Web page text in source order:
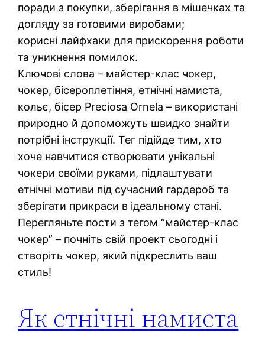
поради з покупки, зберігання в мішечках та
догляду за готовими виробами;
корисні лайфхаки для прискорення роботи
та уникнення помилок.
Ключові слова – майстер-клас чокер,
чокер, бісероплетіння, етнічні намиста,
кольє, бісер Preciosa Ornela – використані
природно й допоможуть швидко знайти
потрібні інструкції. Тег підійде тим, хто
хоче навчитися створювати унікальні
чокери своїми руками, підлаштувати
етнічні мотиви під сучасний гардероб та
зберігати прикраси в ідеальному стані.
Перегляньте пости з тегом “майстер-клас
чокер” – почніть свій проект сьогодні і
створіть чокер, який підкреслить ваш
стиль!
Як етнічні намиста